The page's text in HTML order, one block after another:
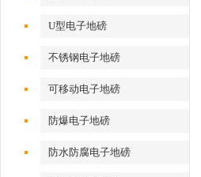
U型电子地磅
不锈钢电子地磅
可移动电子地磅
防爆电子地磅
防水防腐电子地磅